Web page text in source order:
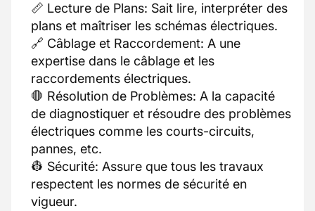
📏 Lecture de Plans: Sait lire, interpréter des
plans et maîtriser les schémas électriques.
🔗 Câblage et Raccordement: A une
expertise dans le câblage et les
raccordements électriques.
🛑 Résolution de Problèmes: A la capacité
de diagnostiquer et résoudre des problèmes
électriques comme les courts-circuits,
pannes, etc.
👷 Sécurité: Assure que tous les travaux
respectent les normes de sécurité en
vigueur.